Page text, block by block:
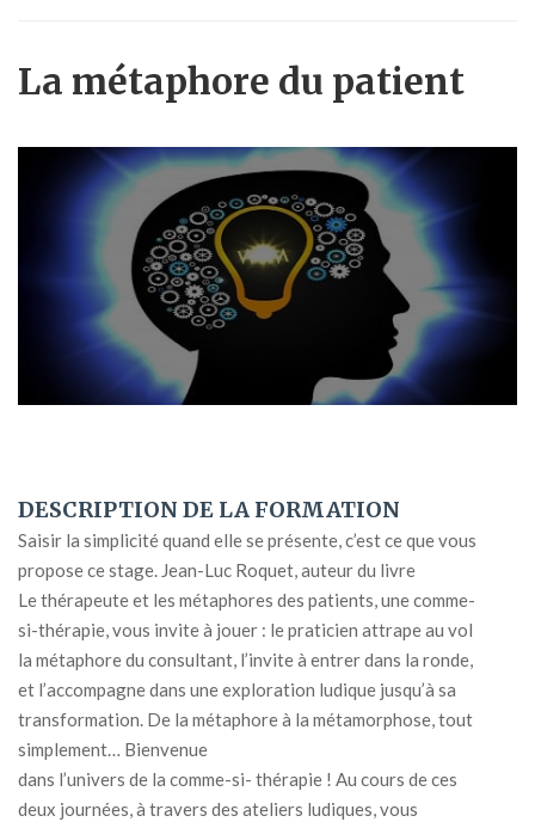
La métaphore du patient
Saisir la simplicité quand elle se présente, c’est ce que vous
propose ce stage. Jean-Luc Roquet, auteur du livre
Le thérapeute et les métaphores des patients, une comme-
si-thérapie, vous invite à jouer : le praticien attrape au vol
la métaphore du consultant, l’invite à entrer dans la ronde,
et l’accompagne dans une exploration ludique jusqu’à sa
transformation. De la métaphore à la métamorphose, tout
simplement… Bienvenue
dans l’univers de la comme-si- thérapie ! Au cours de ces
deux journées, à travers des ateliers ludiques, vous